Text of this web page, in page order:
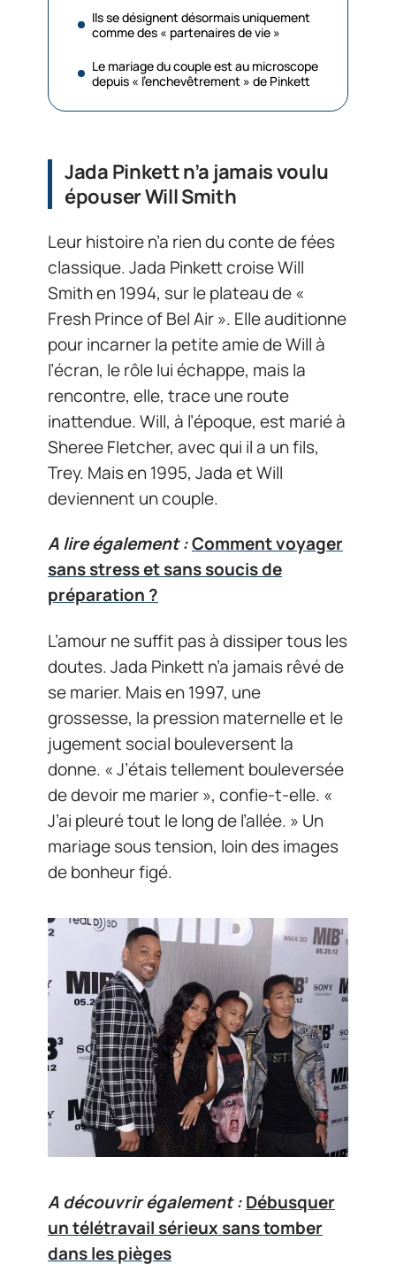
Ils se désignent désormais uniquement
comme des « partenaires de vie »
Le mariage du couple est au microscope
depuis « l’enchevêtrement » de Pinkett
Jada Pinkett n’a jamais voulu
épouser Will Smith
Leur histoire n’a rien du conte de fées
classique. Jada Pinkett croise Will
Smith en 1994, sur le plateau de «
Fresh Prince of Bel Air ». Elle auditionne
pour incarner la petite amie de Will à
l’écran, le rôle lui échappe, mais la
rencontre, elle, trace une route
inattendue. Will, à l’époque, est marié à
Sheree Fletcher, avec qui il a un fils,
Trey. Mais en 1995, Jada et Will
deviennent un couple.
A lire également :Comment voyager
sans stress et sans soucis de
préparation ?
L’amour ne suffit pas à dissiper tous les
doutes. Jada Pinkett n’a jamais rêvé de
se marier. Mais en 1997, une
grossesse, la pression maternelle et le
jugement social bouleversent la
donne. « J’étais tellement bouleversée
de devoir me marier », confie-t-elle. «
J’ai pleuré tout le long de l’allée. » Un
mariage sous tension, loin des images
de bonheur figé.
A découvrir également :Débusquer
un télétravail sérieux sans tomber
dans les pièges